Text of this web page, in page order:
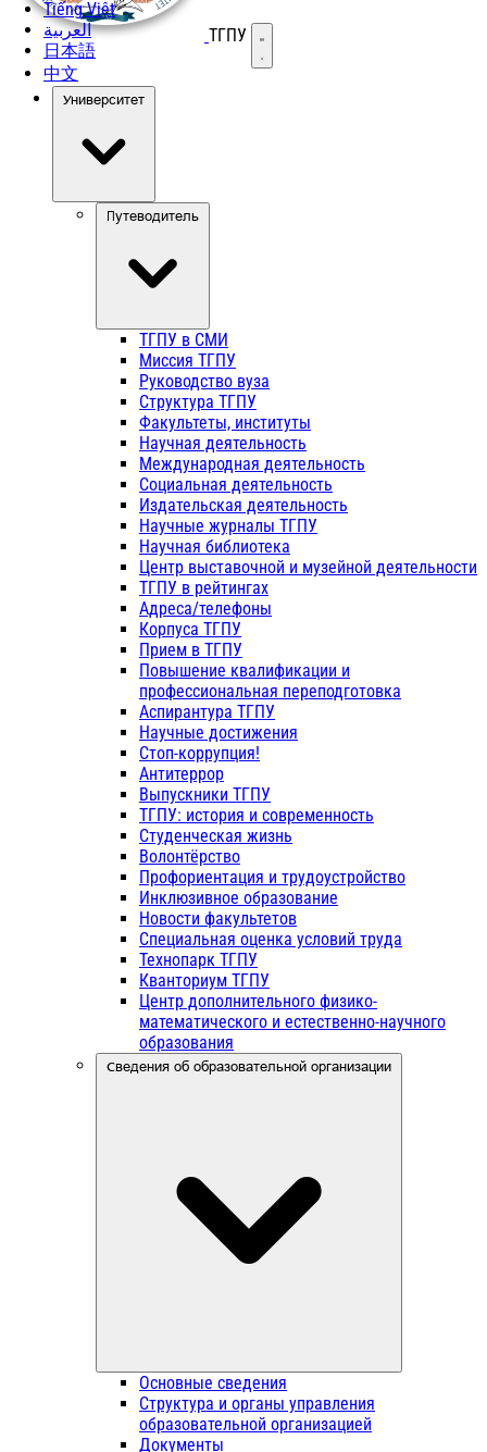
Tiếng Việt
العربية
日本語
中文
ТГПУ Открыть меню
Университет
Путеводитель
ТГПУ в СМИ
Миссия ТГПУ
Руководство вуза
Структура ТГПУ
Факультеты, институты
Научная деятельность
Международная деятельность
Социальная деятельность
Издательская деятельность
Научные журналы ТГПУ
Научная библиотека
Центр выставочной и музейной деятельности
ТГПУ в рейтингах
Адреса/телефоны
Корпуса ТГПУ
Прием в ТГПУ
Повышение квалификации и
профессиональная переподготовка
Аспирантура ТГПУ
Научные достижения
Стоп-коррупция!
Антитеррор
Выпускники ТГПУ
ТГПУ: история и современность
Студенческая жизнь
Волонтёрство
Профориентация и трудоустройство
Инклюзивное образование
Новости факультетов
Специальная оценка условий труда
Технопарк ТГПУ
Кванториум ТГПУ
Центр дополнительного физико-
математического и естественно-научного
образования
Сведения об образовательной организации
Основные сведения
Структура и органы управления
образовательной организацией
Документы